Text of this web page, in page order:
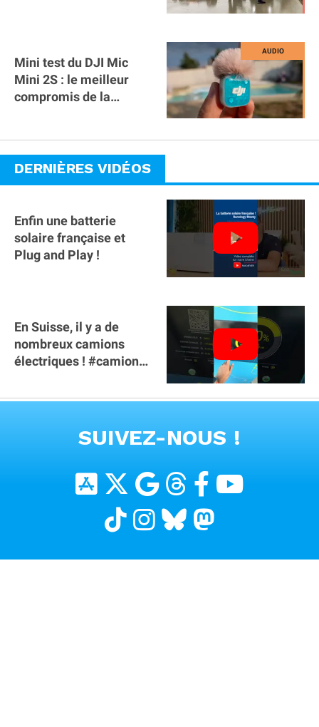
Mini test du DJI Mic
Mini 2S : le meilleur
compromis de la
DERNIÈRES VIDÉOS
Enfin une batterie
solaire française et
Plug and Play !
En Suisse, il y a de
nombreux camions
électriques ! #camion
#voitureelectrique
SUIVEZ-NOUS !